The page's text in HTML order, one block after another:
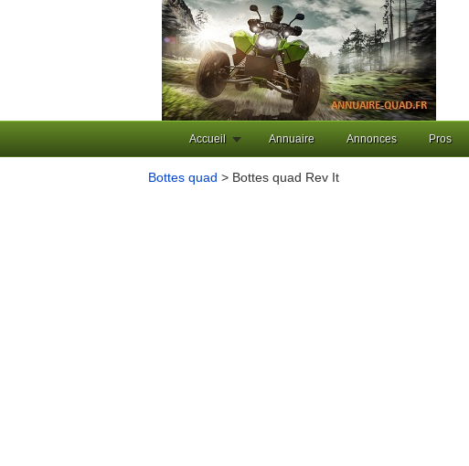
Accueil Annuaire Annonces Pros
Bottes quad > Bottes quad Rev It